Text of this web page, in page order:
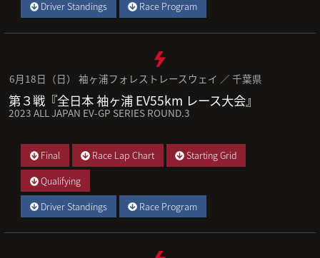
Driver Standings Race Program
6月18日（日） 袖ヶ浦フォレストレースウェイ ／ 千葉県
第３戦『全日本 袖ヶ浦 EV55km レース大会』
2023 ALL JAPAN EV-GP SERIES ROUND.3
Final Race Lap Chart
Starting Grid
Qualifying
Driver Standings
Race Program